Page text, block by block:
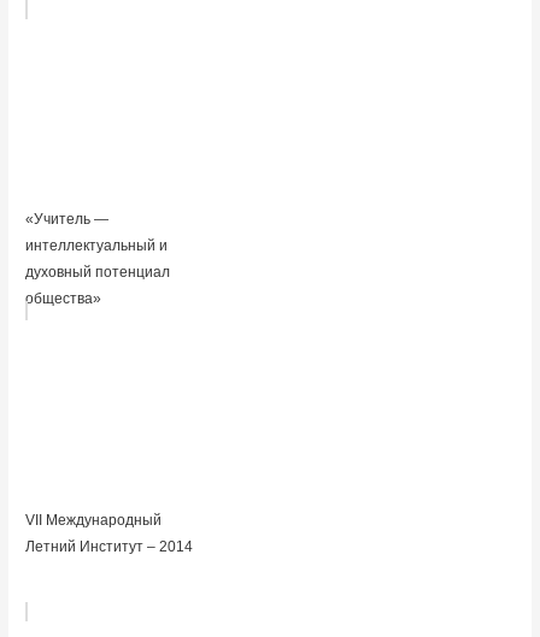
«Учитель —
интеллектуальный и
духовный потенциал
общества»
VII Международный
Летний Институт – 2014